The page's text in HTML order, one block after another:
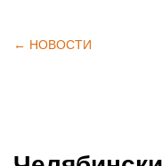
← НОВОСТИ